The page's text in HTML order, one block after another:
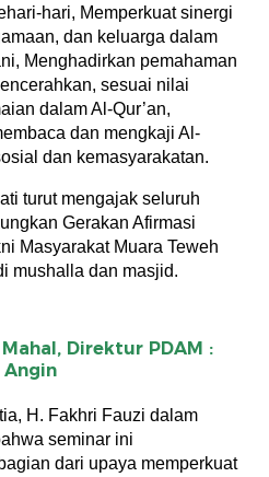
hari, Memperkuat sinergi
dan keluarga dalam
Menghadirkan pemahaman
sesuai nilai
dalam Al-Qur’an,
dan mengkaji Al-
dan kemasyarakatan.
turut mengajak seluruh
Gerakan Afirmasi
Masyarakat Muara Teweh
mushalla dan masjid.
Direktur PDAM :
Angin
H. Fakhri Fauzi dalam
seminar ini
dari upaya memperkuat